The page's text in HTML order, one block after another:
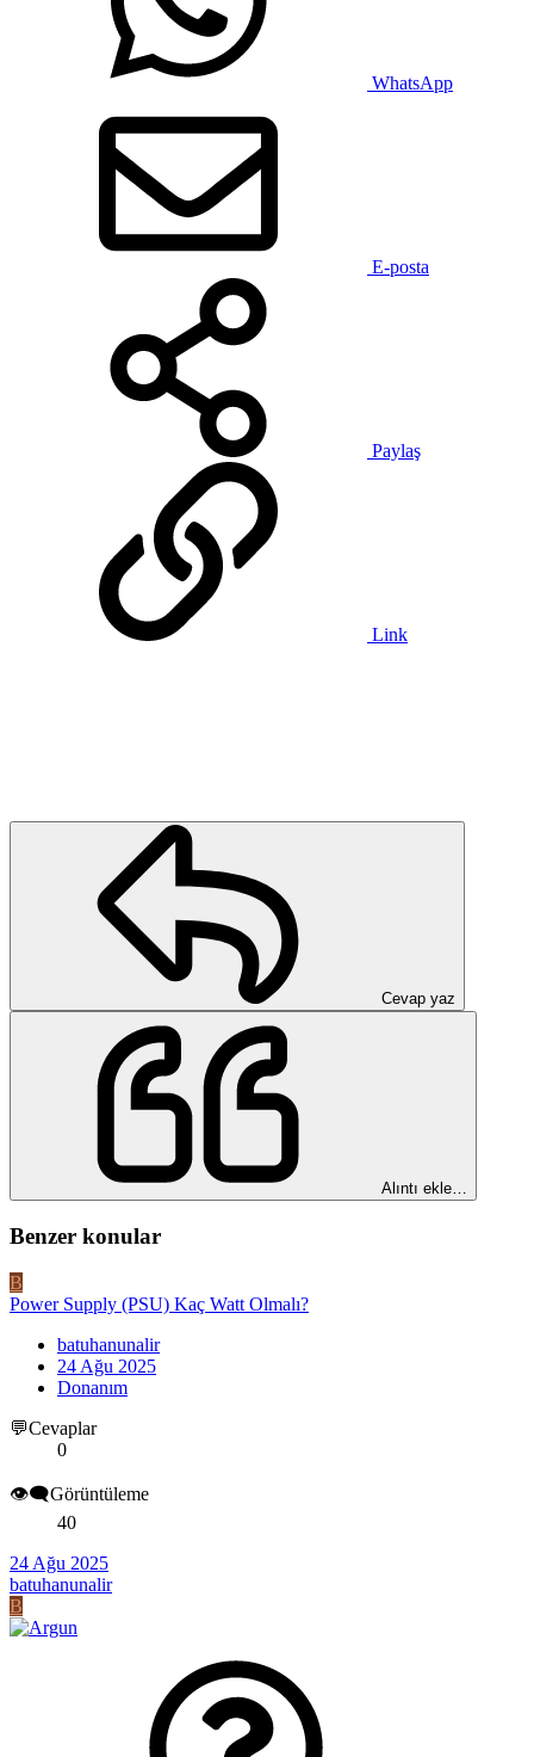
WhatsApp
E-posta
Paylaş
Link
Cevap yaz
Alıntı ekle…
Benzer konular
B
Power Supply (PSU) Kaç Watt Olmalı?
batuhanunalir
24 Ağu 2025
Donanım
💬Cevaplar
0
👁️‍🗨️Görüntüleme
40
24 Ağu 2025
batuhanunalir
B